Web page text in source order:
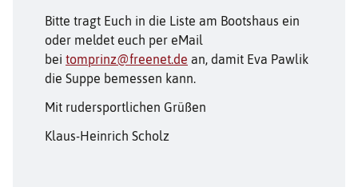
Bitte tragt Euch in die Liste am Bootshaus ein
oder meldet euch per eMail
bei tomprinz@freenet.de an, damit Eva Pawlik
die Suppe bemessen kann.
Mit rudersportlichen Grüßen
Klaus-Heinrich Scholz